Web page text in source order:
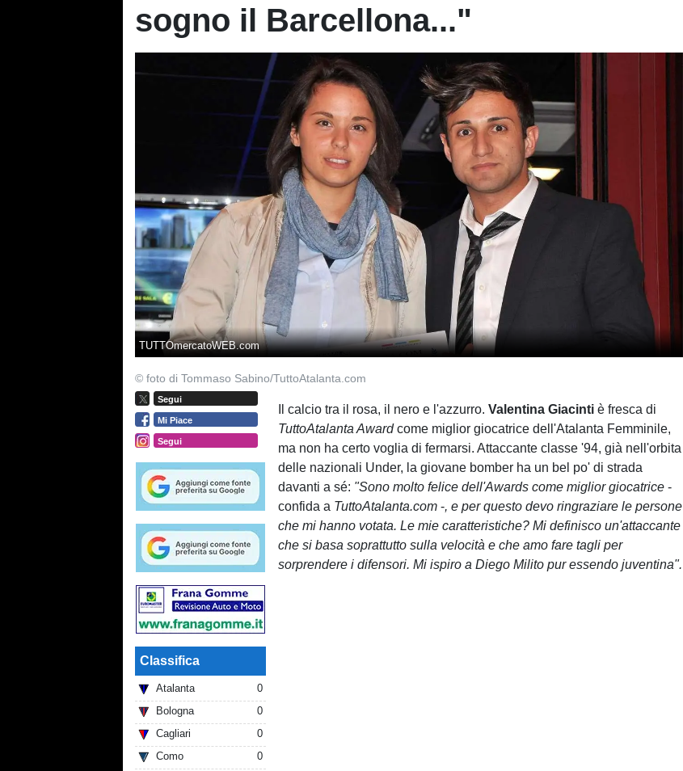
sogno il Barcellona..."
TUTTOmercatoWEB.com
© foto di Tommaso Sabino/TuttoAtalanta.com
Segui
Mi Piace
Segui
Classifica
Atalanta
0
Bologna
0
Cagliari
0
Como
0
Il calcio tra il rosa, il nero e l'azzurro.Valentina Giacintiè fresca di
TuttoAtalanta Awardcome miglior giocatrice dell'Atalanta Femminile,
ma non ha certo voglia di fermarsi. Attaccante classe '94, già nell'orbita
delle nazionali Under, la giovane bomber ha un bel po' di strada
davanti a sé: "Sono molto felice dell'Awards come miglior giocatrice-
confida a TuttoAtalanta.com-, e per questo devo ringraziare le persone
che mi hanno votata. Le mie caratteristiche? Mi definisco un'attaccante
che si basa soprattutto sulla velocità e che amo fare tagli per
sorprendere i difensori. Mi ispiro a Diego Milito pur essendo juventina".